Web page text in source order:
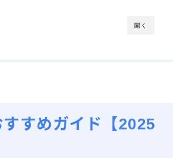
開く
すめガイド【2025